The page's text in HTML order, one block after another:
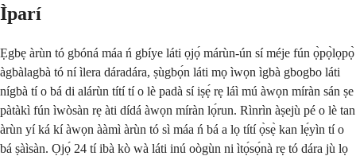
Ìparí
Ẹgbẹ àrùn tó gbóná máa ń gbíye láti ọjọ́ márùn-ún sí méje fún ọ̀pọ̀lọpọ̀
àgbàlagbà tó ní ìlera dáradára, ṣùgbọ́n láti mọ ìwọn ìgbà gbogbo láti
nígbà tí o bá di alárùn títí tí o lè padà sí iṣẹ́ rẹ láì mú àwọn míràn sán ṣe
pàtàkì fún ìwòsàn rẹ àti dídá àwọn míràn lọ́run. Rìnrìn àṣejù pé o lè tan
àrùn yí ká kí àwọn ààmì àrùn tó sì máa ń bá a lọ títí ọ̀sẹ̀ kan lẹ́yìn tí o
bá ṣàìsàn. Ọjọ́ 24 tí ibà kò wà láti inú oògùn ni ìtọ́sọ́nà rẹ tó dára jù lọ